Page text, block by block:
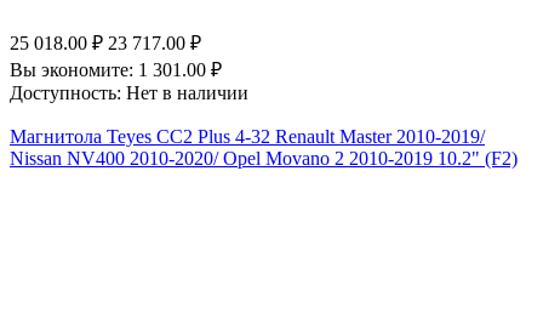
25 018.00 ₽ 23 717.00 ₽
Вы экономите: 1 301.00 ₽
Доступность: Нет в наличии
Магнитола Teyes CC2 Plus 4-32 Renault Master 2010-2019/
Nissan NV400 2010-2020/ Opel Movano 2 2010-2019 10.2" (F2)